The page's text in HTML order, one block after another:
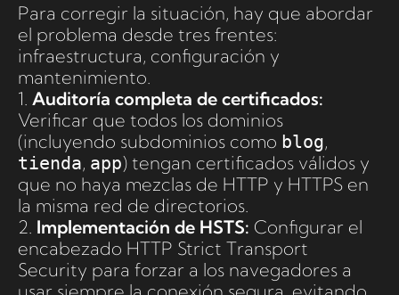
Para corregir la situación, hay que abordar
el problema desde tres frentes:
infraestructura, configuración y
mantenimiento.
1. Auditoría completa de certificados:
Verificar que todos los dominios
(incluyendo subdominios como blog,
tienda, app) tengan certificados válidos y
que no haya mezclas de HTTP y HTTPS en
la misma red de directorios.
2. Implementación de HSTS: Configurar el
encabezado HTTP Strict Transport
Security para forzar a los navegadores a